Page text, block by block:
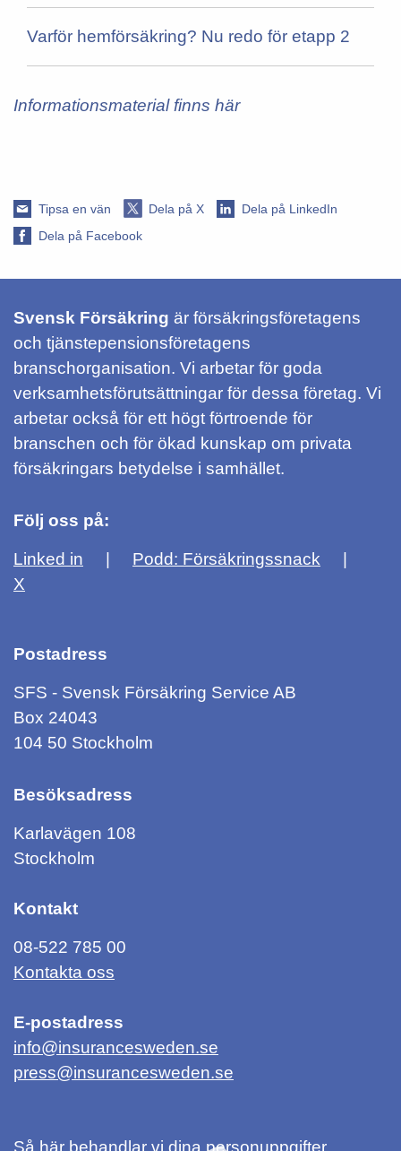
Varför hemförsäkring? Nu redo för etapp 2
Informationsmaterial finns här
Tipsa en vän Dela på X
Dela på LinkedIn
Dela på Facebook
Svensk Försäkring är försäkringsföretagens
och tjänstepensionsföretagens
branschorganisation. Vi arbetar för goda
verksamhetsförutsättningar för dessa företag. Vi
arbetar också för ett högt förtroende för
branschen och för ökad kunskap om privata
försäkringars betydelse i samhället.
Följ oss på:
Linked in
Podd: Försäkringssnack
X
Postadress
SFS - Svensk Försäkring Service AB
Box 24043
104 50 Stockholm
Besöksadress
Karlavägen 108
Stockholm
Kontakt
08-522 785 00
Kontakta oss
E-postadress
info@insurancesweden.se
press@insurancesweden.se
Så här behandlar vi dina personuppgifter